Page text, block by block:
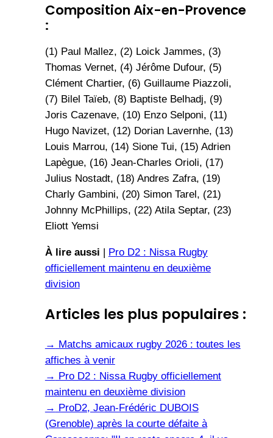
Composition Aix-en-Provence
:
(1) Paul Mallez, (2) Loick Jammes, (3)
Thomas Vernet, (4) Jérôme Dufour, (5)
Clément Chartier, (6) Guillaume Piazzoli,
(7) Bilel Taïeb, (8) Baptiste Belhadj, (9)
Joris Cazenave, (10) Enzo Selponi, (11)
Hugo Navizet, (12) Dorian Lavernhe, (13)
Louis Marrou, (14) Sione Tui, (15) Adrien
Lapègue, (16) Jean-Charles Orioli, (17)
Julius Nostadt, (18) Andres Zafra, (19)
Charly Gambini, (20) Simon Tarel, (21)
Johnny McPhillips, (22) Atila Septar, (23)
Eliott Yemsi
À lire aussi | Pro D2 : Nissa Rugby
officiellement maintenu en deuxième
division
Articles les plus populaires :
→ Matchs amicaux rugby 2026 : toutes les
affiches à venir
→ Pro D2 : Nissa Rugby officiellement
maintenu en deuxième division
→ ProD2, Jean-Frédéric DUBOIS
(Grenoble) après la courte défaite à